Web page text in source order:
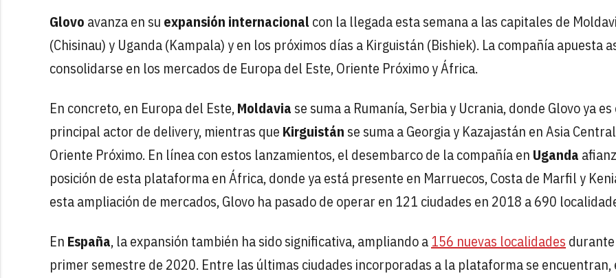
Glovo avanza en su expansión internacionalcon la llegada esta semana a las capitales de
(Chisinau) y Uganda (Kampala) y en los próximos días a Kirguistán (Bishiek). La compañía apuesta
consolidarse en los mercados de Europa del Este, Oriente Próximo y África.
En concreto, en Europa del Este,Moldavia se suma a Rumanía, Serbia y Ucrania, donde Glovo ya es
principal actor de delivery, mientras que Kirguistán se suma a Georgia y Kazajastán en Asia
Oriente Próximo. En línea con estos lanzamientos, el desembarco de la compañía en Uganda
posición de esta plataforma en África, donde ya está presente en Marruecos, Costa de Marfil y
esta ampliación de mercados, Glovo ha pasado de operar en 121 ciudades en 2018 a 690
En España, la expansión también ha sido significativa, ampliando a156 nuevas localidades
primer semestre de 2020. Entre las últimas ciudades incorporadas a la plataforma se